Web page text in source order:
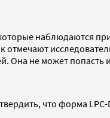
наблюдаются
не может попасть
что форма